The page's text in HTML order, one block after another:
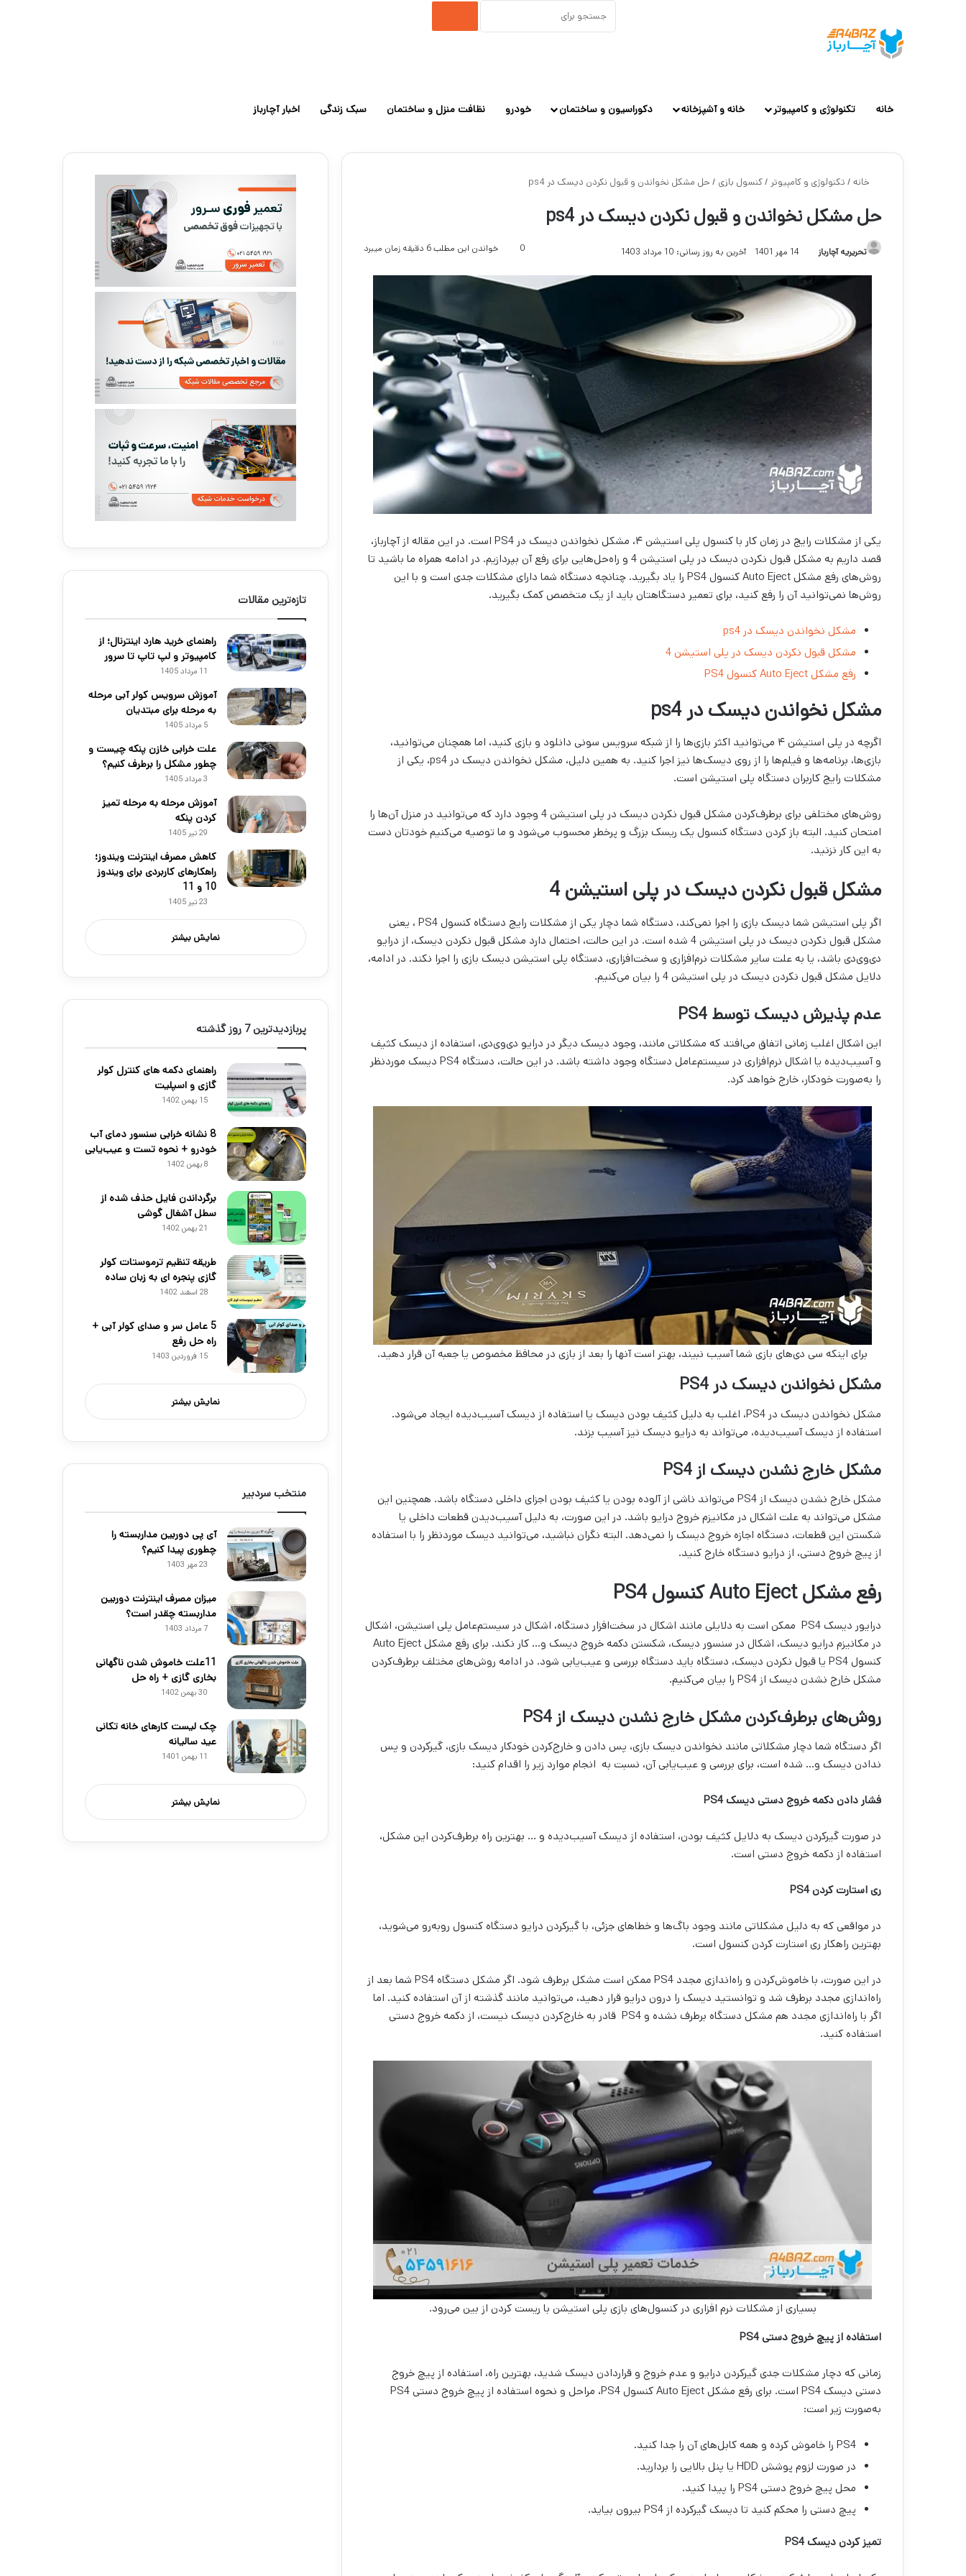
جستجو
خانه تکنولوژی و کامپیوتر خانه و آشپزخانه دکوراسیون و ساختمان خودرو نظافت منزل و ساختمان سبک زندگی اخبار آچارباز
خانه / تکنولوژی و کامپیوتر /کنسول بازی / حل مشکل نخواندن و قبول نکردن دیسک در ps4
حل مشکل نخواندن و قبول نکردن دیسک در ps4
تحریریه آچارباز 14 مهر 1401 آخرین به روز رسانی: 10 مرداد 1403 0 خواندن این مطلب 6 دقیقه زمان میبرد
یکی از مشکلات رایج در زمان کار با کنسول پلی استیشن ۴، مشکل نخواندن دیسک در PS4 است. در این مقاله از آچارباز،
قصد داریم به مشکل قبول نکردن دیسک در پلی استیشن 4 و راه‌حل‌هایی برای رفع آن بپردازیم. در ادامه همراه ما باشید تا
روش‌های رفع مشکل Auto Eject کنسول PS4 را یاد بگیرید. چنانچه دستگاه شما دارای مشکلات جدی است و با این
روش‌ها نمی‌توانید آن را رفع کنید، برای تعمیر دستگاهتان باید از یک متخصص کمک بگیرید.
مشکل نخواندن دیسک در ps4
مشکل قبول نکردن دیسک در پلی استیشن 4
رفع مشکل Auto Eject کنسول ‌PS4
مشکل نخواندن دیسک در ps4
اگرچه در پلی استیشن ۴ می‌توانید اکثر بازی‌ها را از شبکه سرویس سونی دانلود و بازی کنید، اما همچنان می‌توانید،
بازی‌ها، برنامه‌ها و فیلم‌ها را از روی دیسک‌ها نیز اجرا کنید. به همین دلیل، مشکل نخواندن دیسک در ps4، یکی از
مشکلات رایج کاربران دستگاه پلی استیشن است.
روش‌های مختلفی برای برطرف‌کردن مشکل قبول نکردن دیسک در پلی استیشن 4 وجود دارد که می‌توانید در منزل آن‌ها را
امتحان کنید. البته باز کردن دستگاه کنسول یک ریسک بزرگ و پرخطر محسوب می‌شود و ما توصیه می‌کنیم خودتان دست
به این کار نزنید.
مشکل قبول نکردن دیسک در پلی استیشن 4
اگر پلی استیشن شما دیسک بازی را اجرا نمی‌کند، دستگاه شما دچار یکی از مشکلات رایج دستگاه کنسول PS4 ، یعنی
مشکل قبول نکردن دیسک در پلی استیشن 4 شده است. در این حالت، احتمال دارد مشکل قبول نکردن دیسک، از درایو
دی‌وی‌دی باشد، یا به علت سایر مشکلات نرم‌افزاری و سخت‌افزاری، دستگاه پلی استیشن دیسک بازی را اجرا نکند. در ادامه،
دلایل مشکل قبول نکردن دیسک در پلی استیشن 4 را بیان می‌کنیم.
عدم پذیرش دیسک توسط PS4
این اشکال اغلب زمانی اتفاق می‌افتد که مشکلاتی مانند، وجود دیسک دیگر در درایو دی‌وی‌دی، استفاده از دیسک کثیف
و آسیب‌دیده یا اشکال نرم‌افزاری در سیستم‌عامل دستگاه وجود داشته باشد. در این حالت، دستگاه PS4 دیسک موردنظر
را به‌صورت خودکار، خارج خواهد کرد.
برای اینکه سی دی‌های بازی شما آسیب نبیند، بهتر است آنها را بعد از بازی در محافظ مخصوص یا جعبه آن قرار دهید.
مشکل نخواندن دیسک در PS4
مشکل نخواندن دیسک در PS4، اغلب به دلیل کثیف بودن دیسک یا استفاده از دیسک آسیب‌دیده ایجاد می‌شود.
استفاده از دیسک آسیب‌دیده، می‌تواند به درایو دیسک نیز آسیب بزند.
مشکل خارج نشدن دیسک از PS4
مشکل خارج نشدن دیسک از PS4 می‌تواند ناشی از آلوده بودن یا کثیف بودن اجزای داخلی دستگاه باشد. همچنین این
مشکل می‌تواند به علت اشکال در مکانیزم خروج درایو باشد. در این صورت، به دلیل آسیب‌دیدن قطعات داخلی یا
شکستن این قطعات، دستگاه اجازه خروج دیسک را نمی‌دهد. البته نگران نباشید، می‌توانید دیسک موردنظر را با استفاده
از پیچ خروج دستی، از درایو دستگاه خارج کنید.
رفع مشکل Auto Eject کنسول ‌PS4
درایور دیسک PS4 ممکن است به دلایلی مانند اشکال در سخت‌افزار دستگاه، اشکال در سیستم‌عامل پلی استیشن، اشکال
در مکانیزم درایو دیسک، اشکال در سنسور دیسک، شکستن دکمه خروج دیسک و… کار نکند. برای رفع مشکل Auto Eject
کنسول PS4 یا قبول نکردن دیسک، دستگاه باید دستگاه بررسی و عیب‌یابی شود. در ادامه روش‌های مختلف برطرف‌کردن
مشکل خارج نشدن دیسک از PS4 را بیان می‌کنیم.
روش‌های برطرف‌کردن مشکل خارج نشدن دیسک از PS4
اگر دستگاه شما دچار مشکلاتی مانند نخواندن دیسک بازی، پس دادن و خارج‌کردن خودکار دیسک بازی، گیرکردن و پس
ندادن دیسک و… شده است، برای بررسی و عیب‌یابی آن، نسبت به انجام موارد زیر را اقدام کنید:
فشار دادن دکمه خروج دستی دیسکPS4
در صورت گیرکردن دیسک به دلایل کثیف بودن، استفاده از دیسک آسیب‌دیده و … بهترین راه برطرف‌کردن این مشکل،
استفاده از دکمه خروج دستی است.
ری استارت کردنPS4
در مواقعی که به دلیل مشکلاتی مانند وجود باگ‌ها و خطاهای جزئی، با گیرکردن درایو دستگاه کنسول روبه‌رو می‌شوید،
بهترین راهکار ری استارت کردن کنسول است.
در این صورت، با خاموش‌کردن و راه‌اندازی مجدد PS4 ممکن است مشکل برطرف شود. اگر مشکل دستگاه PS4 شما بعد از
راه‌اندازی مجدد برطرف شد و توانستید دیسک را درون درایو قرار دهید، می‌توانید مانند گذشته از آن استفاده کنید. اما
اگر با راه‌اندازی مجدد هم مشکل دستگاه برطرف نشده و PS4 قادر به خارج‌کردن دیسک نیست، از دکمه خروج دستی
استفاده کنید.
بسیاری از مشکلات نرم افزاری در کنسول‌های بازی پلی استیشن با ریست کردن از بین می‌رود.
استفاده از پیچ خروج دستیPS4
زمانی که دچار مشکلات جدی گیرکردن درایو و عدم خروج و قراردادن دیسک شدید، بهترین راه، استفاده از پیچ خروج
دستی دیسک PS4 است. برای رفع مشکل Auto Eject کنسول ‌PS4، مراحل و نحوه استفاده از پیچ خروج دستی PS4
به‌صورت زیر است:
PS4 را خاموش کرده و همه کابل‌های آن را جدا کنید.
در صورت لزوم پوشش HDD یا پنل بالایی را بردارید.
محل پیچ خروج دستی PS4 را پیدا کنید.
پیچ دستی را محکم کنید تا دیسک گیرکرده از PS4 بیرون بیاید.
تمیز کردن دیسکPS4
تازه‌ترین مقالات
راهنمای خرید هارد اینترنال؛ از
کامپیوتر و لپ تاپ تا سرور
11 مرداد 1405
آموزش سرویس کولر آبی مرحله
به مرحله برای مبتدیان
5 مرداد 1405
علت خرابی خازن پنکه چیست و
چطور مشکل را برطرف کنیم؟
3 مرداد 1405
آموزش مرحله به مرحله تمیز
کردن پنکه
29 تیر 1405
کاهش مصرف اینترنت ویندوز؛
راهکارهای کاربردی برای ویندوز
10 و 11
23 تیر 1405
نمایش بیشتر
پربازدیدترین 7 روز گذشته
راهنمای دکمه های کنترل کولر
گازی و اسپلیت
15 بهمن 1402
8 نشانه خرابی سنسور دمای آب
خودرو + نحوه تست و عیب‌یابی
8 بهمن 1402
برگرداندن فایل حذف شده از
سطل آشغال گوشی
21 بهمن 1402
طریقه تنظیم ترموستات کولر
گازی پنجره ای به زبان ساده
28 اسفند 1402
5 عامل سر و صدای کولر آبی +
راه حل رفع
15 فروردین 1403
نمایش بیشتر
منتخب سردبیر
آی پی دوربین مداربسته را
چطوری پیدا کنیم؟
23 مهر 1403
میزان مصرف اینترنت دوربین
مداربسته چقدر است؟
7 مرداد 1403
11علت خاموش شدن ناگهانی
بخاری گازی + راه حل
30 بهمن 1402
چک لیست کارهای خانه تکانی
عید سالیانه
11 بهمن 1401
نمایش بیشتر